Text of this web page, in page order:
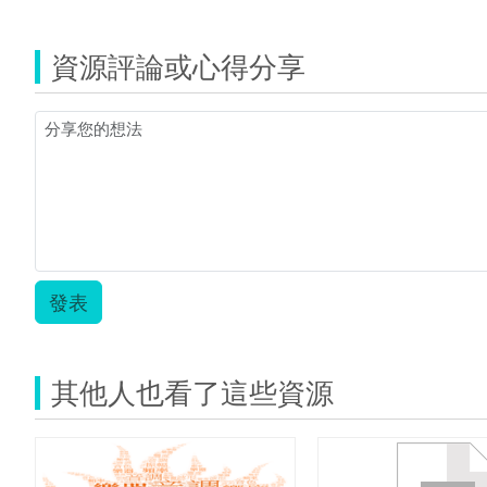
資源評論或心得分享
發表
其他人也看了這些資源